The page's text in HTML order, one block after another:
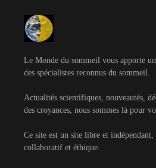
Le Monde du sommeil vous apporte
des spécialistes reconnus du sommeil.
Actualités scientifiques, nouveautés,
des croyances, nous sommes là pour
Ce site est un site libre et
collaboratif et éthique.